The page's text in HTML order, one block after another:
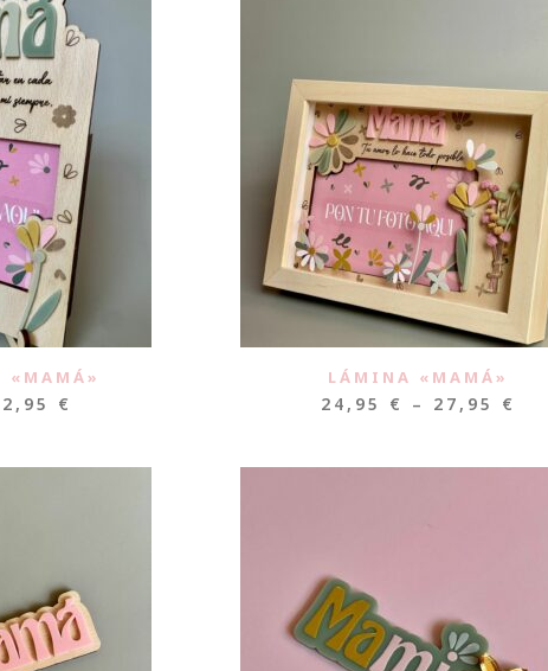
«MAMÁ»
€
LÁMINA «MAMÁ»
24,95 € – 27,95 €